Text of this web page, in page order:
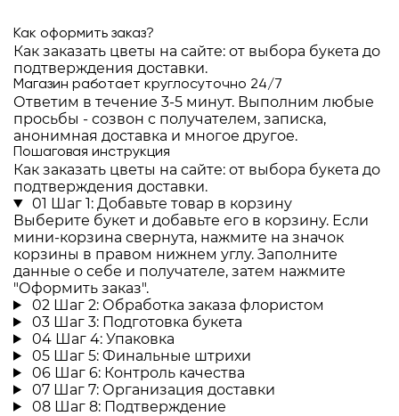
Как оформить заказ?
Как заказать цветы на сайте: от выбора букета до
подтверждения доставки.
Магазин работает круглосуточно 24/7
Ответим в течение 3-5 минут. Выполним любые
просьбы - созвон с получателем, записка,
анонимная доставка и многое другое.
Пошаговая инструкция
Как заказать цветы на сайте: от выбора букета до
подтверждения доставки.
01 Шаг 1: Добавьте товар в корзину
Выберите букет и добавьте его в корзину. Если
мини-корзина свернута, нажмите на значок
корзины в правом нижнем углу. Заполните
данные о себе и получателе, затем нажмите
"Оформить заказ".
02 Шаг 2: Обработка заказа флористом
03 Шаг 3: Подготовка букета
04 Шаг 4: Упаковка
05 Шаг 5: Финальные штрихи
06 Шаг 6: Контроль качества
07 Шаг 7: Организация доставки
08 Шаг 8: Подтверждение